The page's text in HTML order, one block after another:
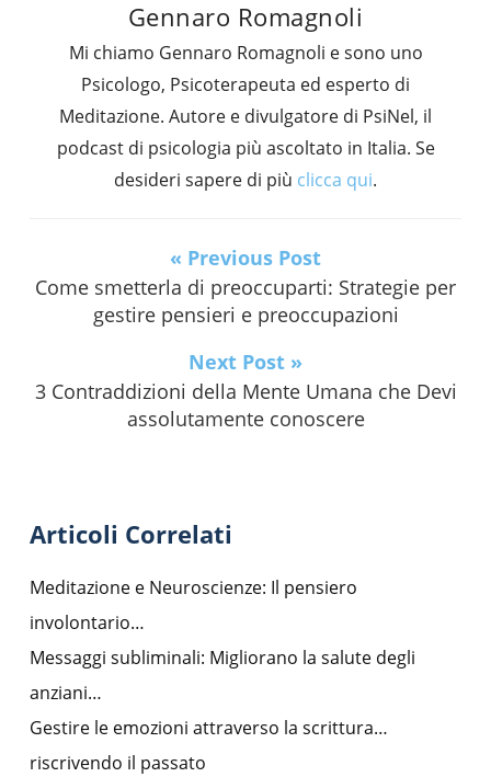
Gennaro Romagnoli
Mi chiamo Gennaro Romagnoli e sono uno
Psicologo, Psicoterapeuta ed esperto di
Meditazione. Autore e divulgatore di PsiNel, il
podcast di psicologia più ascoltato in Italia. Se
desideri sapere di più clicca qui.
« Previous Post
Come smetterla di preoccuparti: Strategie per
gestire pensieri e preoccupazioni
Next Post »
3 Contraddizioni della Mente Umana che Devi
assolutamente conoscere
Articoli Correlati
Meditazione e Neuroscienze: Il pensiero
involontario…
Messaggi subliminali: Migliorano la salute degli
anziani…
Gestire le emozioni attraverso la scrittura…
riscrivendo il passato